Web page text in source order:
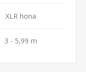
XLR hona
3 - 5,99 m